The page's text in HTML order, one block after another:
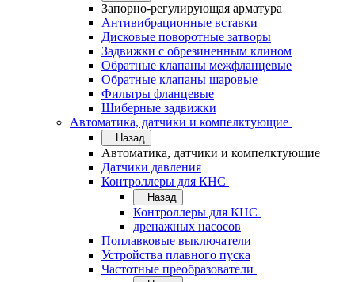
Запорно-регулирующая арматура
Антивибрационные вставки
Дисковые поворотные затворы
Задвижки с обрезиненным клином
Обратные клапаны межфланцевые
Обратные клапаны шаровые
Фильтры фланцевые
Шиберные задвижки
Автоматика, датчики и компелктующие
Назад
Автоматика, датчики и компелктующие
Датчики давления
Контроллеры для КНС
Назад
Контроллеры для КНС
дренажных насосов
Поплавковые выключатели
Устройства плавного пуска
Частотные преобразователи